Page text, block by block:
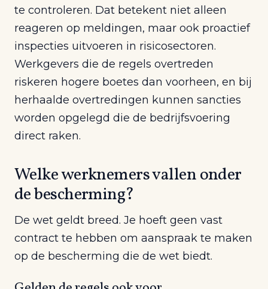
te controleren. Dat betekent niet alleen
reageren op meldingen, maar ook proactief
inspecties uitvoeren in risicosectoren.
Werkgevers die de regels overtreden
riskeren hogere boetes dan voorheen, en bij
herhaalde overtredingen kunnen sancties
worden opgelegd die de bedrijfsvoering
direct raken.
Welke werknemers vallen onder
de bescherming?
De wet geldt breed. Je hoeft geen vast
contract te hebben om aanspraak te maken
op de bescherming die de wet biedt.